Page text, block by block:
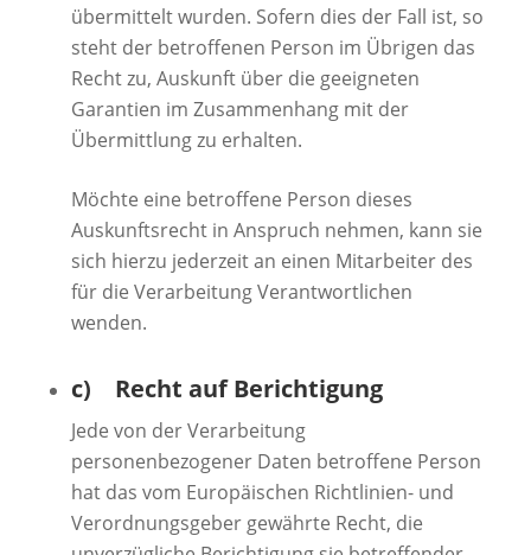
übermittelt wurden. Sofern dies der Fall ist, so
steht der betroffenen Person im Übrigen das
Recht zu, Auskunft über die geeigneten
Garantien im Zusammenhang mit der
Übermittlung zu erhalten.
Möchte eine betroffene Person dieses
Auskunftsrecht in Anspruch nehmen, kann sie
sich hierzu jederzeit an einen Mitarbeiter des
für die Verarbeitung Verantwortlichen
wenden.
c) Recht auf Berichtigung
Jede von der Verarbeitung
personenbezogener Daten betroffene Person
hat das vom Europäischen Richtlinien- und
Verordnungsgeber gewährte Recht, die